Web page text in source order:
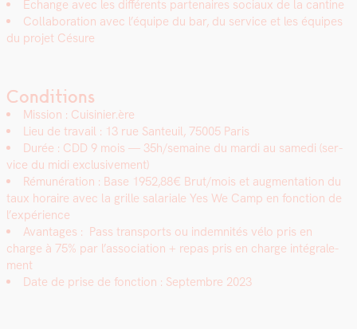
Echange avec les dif­férents parte­naires soci­aux de la can­tine
Col­lab­o­ra­tion avec l’équipe du bar, du ser­vice et les équipes
du pro­jet Césure
Conditions
Mis­sion : Cuisinier.ère
Lieu de tra­vail : 13 rue San­teuil, 75005 Paris
Durée : CDD 9 mois — 35h/semaine du mar­di au same­di (ser­
vice du midi exclu­sive­ment)
Rémunéra­tion : Base 1952,88€ Brut/mois et aug­men­ta­tion du
taux horaire avec la grille salar­i­ale Yes We Camp en fonc­tion de
l’expérience
Avan­tages : Pass trans­ports ou indem­nités vélo pris en
charge à 75% par l’association + repas pris en charge inté­grale­
ment
Date de prise de fonc­tion : Sep­tem­bre 2023